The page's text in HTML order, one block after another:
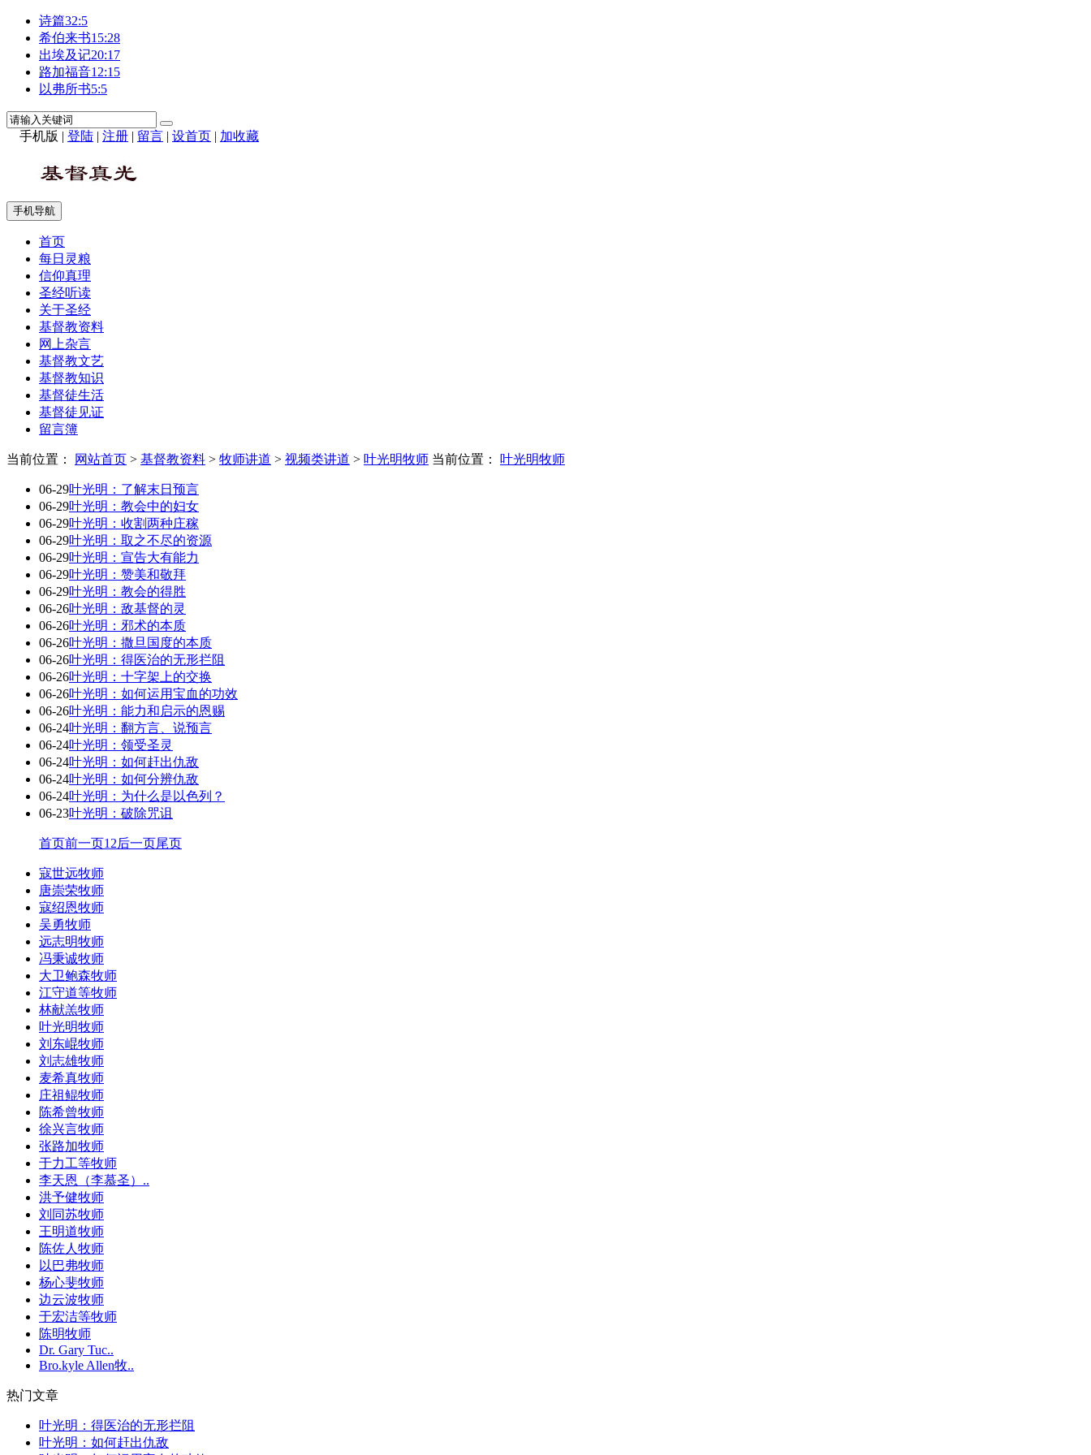
诗篇32:5
希伯来书15:28
出埃及记20:17
路加福音12:15
以弗所书5:5
手机版 | 登陆 | 注册 | 留言 | 设首页 | 加收藏
手机导航
首页
每日灵粮
信仰真理
圣经听读
关于圣经
基督教资料
网上杂言
基督教文艺
基督教知识
基督徒生活
基督徒见证
留言簿
当前位置： 网站首页 > 基督教资料 > 牧师讲道 > 视频类讲道 > 叶光明牧师 当前位置： 叶光明牧师
06-29叶光明：了解末日预言
06-29叶光明：教会中的妇女
06-29叶光明：收割两种庄稼
06-29叶光明：取之不尽的资源
06-29叶光明：宣告大有能力
06-29叶光明：赞美和敬拜
06-29叶光明：教会的得胜
06-26叶光明：敌基督的灵
06-26叶光明：邪术的本质
06-26叶光明：撒旦国度的本质
06-26叶光明：得医治的无形拦阻
06-26叶光明：十字架上的交换
06-26叶光明：如何运用宝血的功效
06-26叶光明：能力和启示的恩赐
06-24叶光明：翻方言、说预言
06-24叶光明：领受圣灵
06-24叶光明：如何赶出仇敌
06-24叶光明：如何分辨仇敌
06-24叶光明：为什么是以色列？
06-23叶光明：破除咒诅
首页前一页1 2后一页尾页
寇世远牧师
唐崇荣牧师
寇绍恩牧师
吴勇牧师
远志明牧师
冯秉诚牧师
大卫鲍森牧师
江守道等牧师
林献羔牧师
叶光明牧师
刘东崐牧师
刘志雄牧师
麦希真牧师
庄祖鲲牧师
陈希曾牧师
徐兴言牧师
张路加牧师
于力工等牧师
李天恩（李慕圣）..
洪予健牧师
刘同苏牧师
王明道牧师
陈佐人牧师
以巴弗牧师
杨心斐牧师
边云波牧师
于宏洁等牧师
陈明牧师
Dr. Gary Tuc..
Bro.kyle Allen牧..
热门文章
叶光明：得医治的无形拦阻
叶光明：如何赶出仇敌